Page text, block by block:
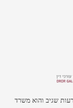
שגיב והוא משרד